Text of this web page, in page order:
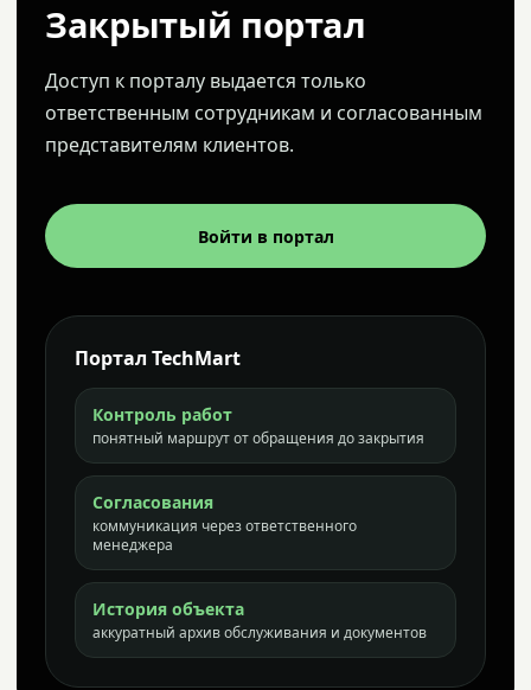
Закрытый портал
Доступ к порталу выдается только
ответственным сотрудникам и согласованным
представителям клиентов.
Войти в портал
Портал TechMart
Контроль работ
понятный маршрут от обращения до закрытия
Согласования
коммуникация через ответственного
менеджера
История объекта
аккуратный архив обслуживания и документов